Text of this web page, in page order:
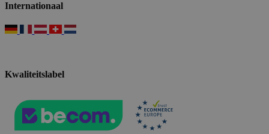
Internationaal
Kwaliteitslabel